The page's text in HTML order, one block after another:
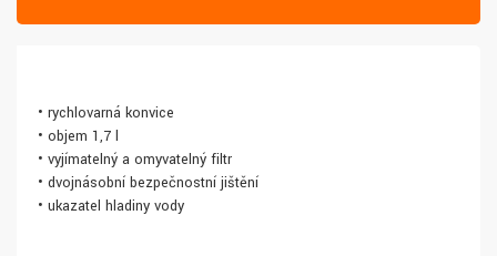
• rychlovarná konvice
• objem 1,7 l
• vyjímatelný a omyvatelný filtr
• dvojnásobní bezpečnostní jištění
• ukazatel hladiny vody